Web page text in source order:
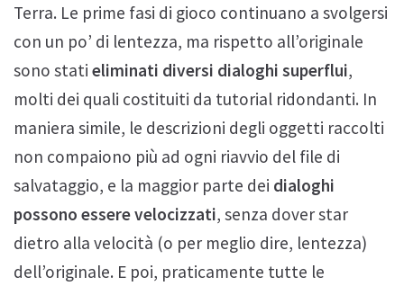
Terra. Le prime fasi di gioco continuano a svolgersi
con un po’ di lentezza, ma rispetto all’originale
sono stati eliminati diversi dialoghi superflui,
molti dei quali costituiti da tutorial ridondanti. In
maniera simile, le descrizioni degli oggetti raccolti
non compaiono più ad ogni riavvio del file di
salvataggio, e la maggior parte dei dialoghi
possono essere velocizzati, senza dover star
dietro alla velocità (o per meglio dire, lentezza)
dell’originale. E poi, praticamente tutte le